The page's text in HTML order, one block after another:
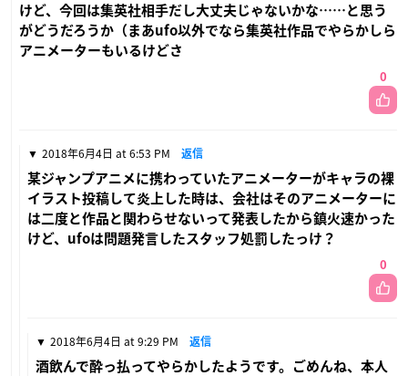
けど、今回は集英社相手だし大丈夫じゃないかな……と思う
がどうだろうか（まあufo以外でなら集英社作品でやらかしら
アニメーターもいるけどさ
0
2018年6月4日 at 6:53 PM 返信
某ジャンプアニメに携わっていたアニメーターがキャラの裸
イラスト投稿して炎上した時は、会社はそのアニメーターに
は二度と作品と関わらせないって発表したから鎮火速かった
けど、ufoは問題発言したスタッフ処罰したっけ？
0
2018年6月4日 at 9:29 PM 返信
酒飲んで酔っ払ってやらかしたようです。ごめんね、本人